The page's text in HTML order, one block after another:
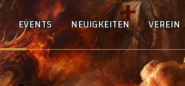
EVENTS NEUIGKEITEN VEREIN